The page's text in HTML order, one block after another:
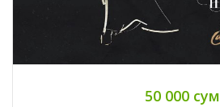
50 000 сум